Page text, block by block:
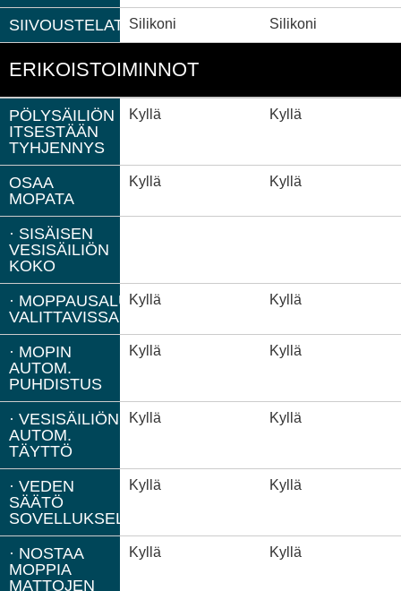
SIIVOUSTELAT Silikoni Silikoni
ERIKOISTOIMINNOT
PÖLYSÄILIÖN
ITSESTÄÄN
TYHJENNYS
Kyllä Kyllä
OSAA
MOPATA
Kyllä Kyllä
· SISÄISEN
VESISÄILIÖN
KOKO
· MOPPAUSALUEET
VALITTAVISSA
Kyllä Kyllä
· MOPIN
AUTOM.
PUHDISTUS
Kyllä Kyllä
· VESISÄILIÖN
AUTOM.
TÄYTTÖ
Kyllä Kyllä
· VEDEN
SÄÄTÖ
SOVELLUKSELLA
Kyllä Kyllä
· NOSTAA
MOPPIA
MATTOJEN
Kyllä Kyllä